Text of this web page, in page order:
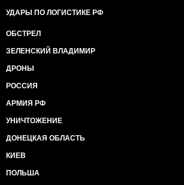
УДАРЫ ПО ЛОГИСТИКЕ РФ
ОБСТРЕЛ
ЗЕЛЕНСКИЙ ВЛАДИМИР
ДРОНЫ
РОССИЯ
АРМИЯ РФ
УНИЧТОЖЕНИЕ
ДОНЕЦКАЯ ОБЛАСТЬ
КИЕВ
ПОЛЬША